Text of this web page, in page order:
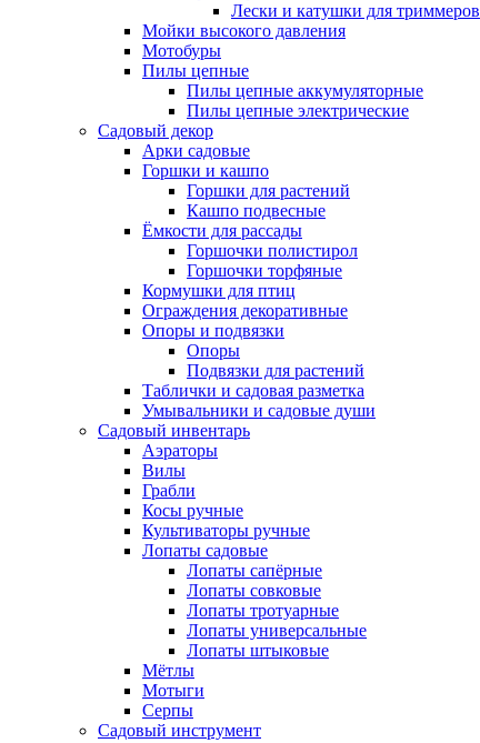
Лески и катушки для триммеров
Мойки высокого давления
Мотобуры
Пилы цепные
Пилы цепные аккумуляторные
Пилы цепные электрические
Садовый декор
Арки садовые
Горшки и кашпо
Горшки для растений
Кашпо подвесные
Ёмкости для рассады
Горшочки полистирол
Горшочки торфяные
Кормушки для птиц
Ограждения декоративные
Опоры и подвязки
Опоры
Подвязки для растений
Таблички и садовая разметка
Умывальники и садовые души
Садовый инвентарь
Аэраторы
Вилы
Грабли
Косы ручные
Культиваторы ручные
Лопаты садовые
Лопаты сапёрные
Лопаты совковые
Лопаты тротуарные
Лопаты универсальные
Лопаты штыковые
Мётлы
Мотыги
Серпы
Садовый инструмент